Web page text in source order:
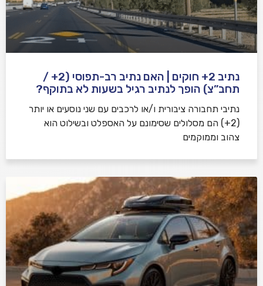
נתיב 2+ חוקים | האם נתיב רב-תפוסי (2+ /
תחב”צ) הופך לנתיב רגיל בשעות לא בתוקף?
נתיבי תחבורה ציבורית ו/או לרכבים עם שני נוסעים או יותר
(2+) הם מסלולים שסימונם על האספלט ובשילוט הוא
צהוב וממוקמים